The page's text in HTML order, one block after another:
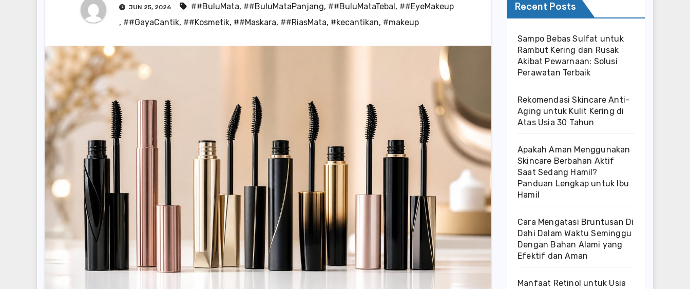
JUN 25, 2026 ##BuluMata, ##BuluMataPanjang, ##BuluMataTebal , ##EyeMakeup
, ##GayaCantik, ##Kosmetik, ##Maskara, ##RiasMata, #kecantikan, #makeup
Recent Posts
Sampo Bebas Sulfat untuk
Rambut Kering dan Rusak
Akibat Pewarnaan: Solusi
Perawatan Terbaik
Rekomendasi Skincare Anti-
Aging untuk Kulit Kering di
Atas Usia 30 Tahun
Apakah Aman Menggunakan
Skincare Berbahan Aktif
Saat Sedang Hamil?
Panduan Lengkap untuk Ibu
Hamil
Cara Mengatasi Bruntusan Di
Dahi Dalam Waktu Seminggu
Dengan Bahan Alami yang
Efektif dan Aman
Manfaat Retinol untuk Usia